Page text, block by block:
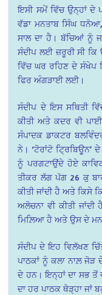
ਇਸੀ ਸਮੇਂ ਵਿੱਚ ਉਨ੍ਹਾਂ ਦੇ
ਵੱਡਾ ਮਨਤਾਬ ਸਿੰਘ
ਸਾਲ ਦਾ ਹੈ। ਬੱਚਿਆਂ ਨੂੰ
ਸੰਦੀਪ ਲਈ ਜ਼ਰੂਰੀ ਸੀ ਕਿ
ਵਿੱਚ ਘਰ ਰਹਿਣ ਦੇ ਸੰਖੇਪ
ਫਿਰ ਅੰਗੜਾਈ ਲਈ।
ਸੰਦੀਪ ਦੇ ਇਸ ਸਥਿਤੀ
ਕੀਤੀ ਅਤੇ ਕਦਰ ਵੀ
ਸੰਪਾਦਕ ਡਾਕਟਰ
ਨੇ। ‘ਟੋਰਾਂਟੋ
ਨੂੰ ਪਰਗਟਾਉਂਦੇ ਹੋਏ
ਤੀਕਰ ਲੱਗ ਪੱਗ 26 ਕੁ
ਕੀਤੀ ਜਾਂਦੀ ਹੈ ਅਤੇ ਕਿਸੇ
ਅਲੋਚਨਾ ਵੀ ਕੀਤੀ
ਮਿਲ਼ਿਆ ਹੈ ਅਤੇ ਉਸ ਦੇ ਮਨ
ਸੰਦੀਪ ਦੇ ਇਹ ਵਿਲੱਖਣ
ਪਾਠਕਾਂ ਨੂੰ ਕਲਾ ਨਾਲ਼ ਜੋੜ
ਦੇ ਹਨ। ਇਨ੍ਹਾਂ ਦਾ ਸਭ ਤੋਂ
ਦਾ ਹਰ ਪਾਠਕ ਥੋੜ੍ਹਾ